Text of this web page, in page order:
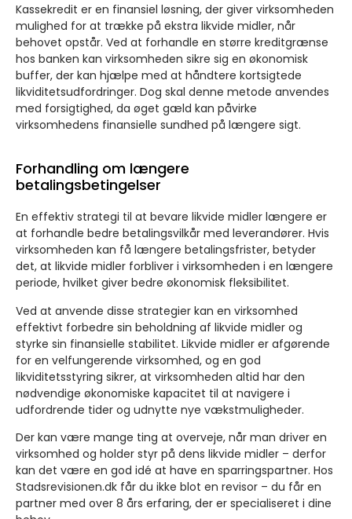
Kassekredit er en finansiel løsning, der giver virksomheden
mulighed for at trække på ekstra likvide midler, når
behovet opstår. Ved at forhandle en større kreditgrænse
hos banken kan virksomheden sikre sig en økonomisk
buffer, der kan hjælpe med at håndtere kortsigtede
likviditetsudfordringer. Dog skal denne metode anvendes
med forsigtighed, da øget gæld kan påvirke
virksomhedens finansielle sundhed på længere sigt.
Forhandling om længere
betalingsbetingelser
En effektiv strategi til at bevare likvide midler længere er
at forhandle bedre betalingsvilkår med leverandører. Hvis
virksomheden kan få længere betalingsfrister, betyder
det, at likvide midler forbliver i virksomheden i en længere
periode, hvilket giver bedre økonomisk fleksibilitet.
Ved at anvende disse strategier kan en virksomhed
effektivt forbedre sin beholdning af likvide midler og
styrke sin finansielle stabilitet. Likvide midler er afgørende
for en velfungerende virksomhed, og en god
likviditetsstyring sikrer, at virksomheden altid har den
nødvendige økonomiske kapacitet til at navigere i
udfordrende tider og udnytte nye vækstmuligheder.
Der kan være mange ting at overveje, når man driver en
virksomhed og holder styr på dens likvide midler – derfor
kan det være en god idé at have en sparringspartner. Hos
Stadsrevisionen.dk får du ikke blot en revisor – du får en
partner med over 8 års erfaring, der er specialiseret i dine